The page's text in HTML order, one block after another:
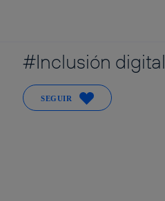
Inclusión digital
SEGUIR